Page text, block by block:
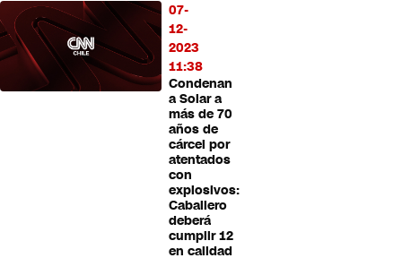
07-
12-
2023
11:38
Condenan
a Solar a
más de 70
años de
cárcel por
atentados
con
explosivos:
Caballero
deberá
cumplir 12
en calidad